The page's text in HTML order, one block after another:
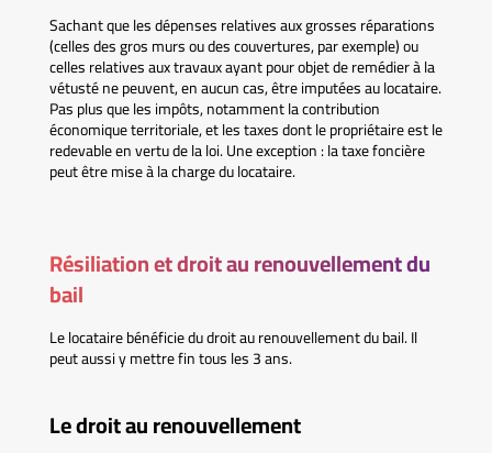
Sachant que les dépenses relatives aux grosses réparations
(celles des gros murs ou des couvertures, par exemple) ou
celles relatives aux travaux ayant pour objet de remédier à la
vétusté ne peuvent, en aucun cas, être imputées au locataire.
Pas plus que les impôts, notamment la contribution
économique territoriale, et les taxes dont le propriétaire est le
redevable en vertu de la loi. Une exception : la taxe foncière
peut être mise à la charge du locataire.
Résiliation et droit au renouvellement du
bail
Le locataire bénéficie du droit au renouvellement du bail. Il
peut aussi y mettre fin tous les 3 ans.
Le droit au renouvellement